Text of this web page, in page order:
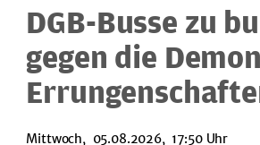
DGB-Busse zu
gegen die
Mittwoch, 05.08.2026, 17:50 Uhr